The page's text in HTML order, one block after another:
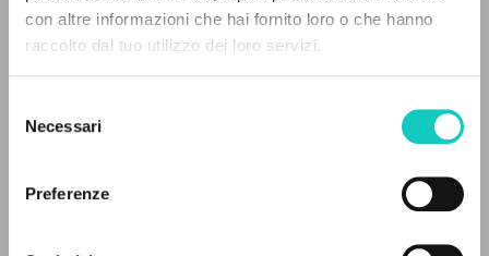
con altre informazioni che hai fornito loro o che hanno
raccolto dal tuo utilizzo dei loro servizi.
delNecessari
Preferenze
RISULTATI SUCCESSIVI